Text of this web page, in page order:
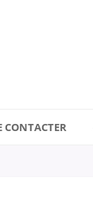
CONTACTER